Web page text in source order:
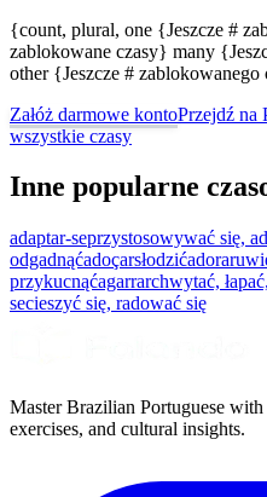
{count, plural, one {Jeszcze #
zablokowane czasy} many
other {Jeszcze #
Załóż darmowe kontoPrzejdź na
wszystkie czasy
Inne popularne
adaptar-seprzystosowywać się,
odgadnąćadoçarsłodzićadorar
przykucnąćagarrarchwytać,
secieszyć się, radować się
Master Brazilian Portuguese
exercises, and cultural insights.